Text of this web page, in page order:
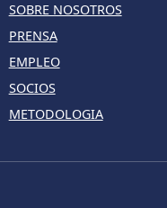
SOBRE NOSOTROS
PRENSA
EMPLEO
SOCIOS
METODOLOGIA